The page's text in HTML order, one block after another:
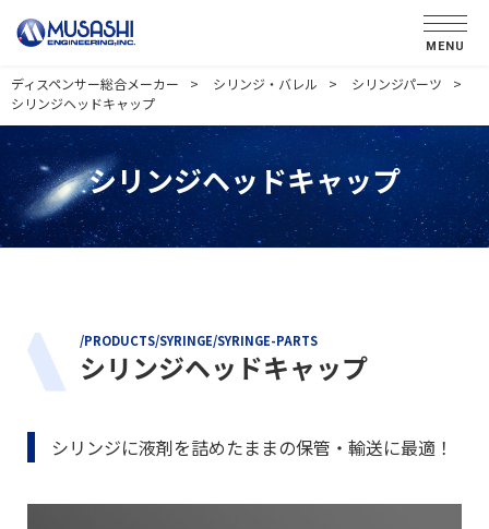
MENU
ディスペンサー総合メーカー シリンジ・バレル
シリンジパーツ
シリンジヘッドキャップ
シリンジヘッドキャップ
/PRODUCTS/SYRINGE/SYRINGE-PARTS
シリンジヘッドキャップ
シリンジに液剤を詰めたままの保管・輸送に最適！